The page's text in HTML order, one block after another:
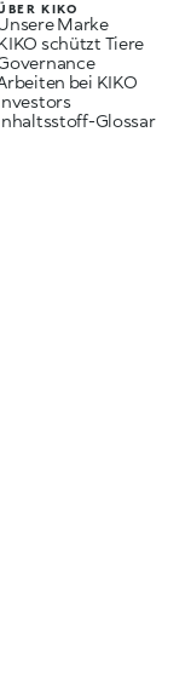
KIKO
Marke
schützt Tiere
bei KIKO
Glossar